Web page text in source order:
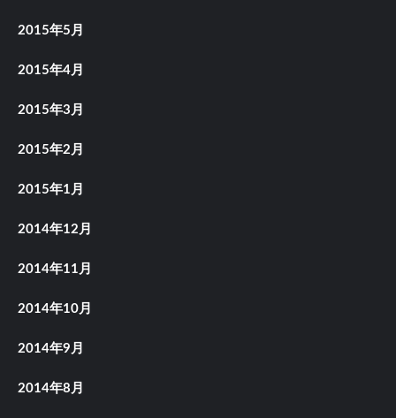
2015年5月
2015年4月
2015年3月
2015年2月
2015年1月
2014年12月
2014年11月
2014年10月
2014年9月
2014年8月